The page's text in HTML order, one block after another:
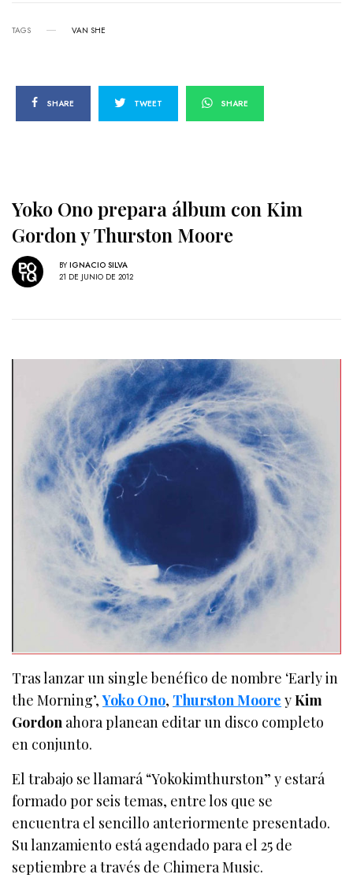
TAGS VAN SHE
SHARE TWEET SHARE
Yoko Ono prepara álbum con Kim
Gordon y Thurston Moore
BY IGNACIO SILVA
21 DE JUNIO DE 2012
Tras lanzar un single benéfico de nombre ‘Early in
the Morning’,Yoko Ono, Thurston Moore yKim
Gordon ahora planean editar un disco completo
en conjunto.
El trabajo se llamará “Yokokimthurston” y estará
formado por seis temas, entre los que se
encuentra el sencillo anteriormente presentado.
Su lanzamiento está agendado para el 25 de
septiembre a través de Chimera Music.